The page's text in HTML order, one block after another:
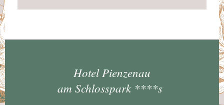
Hotel Pienzenau
am Schlosspark ****s